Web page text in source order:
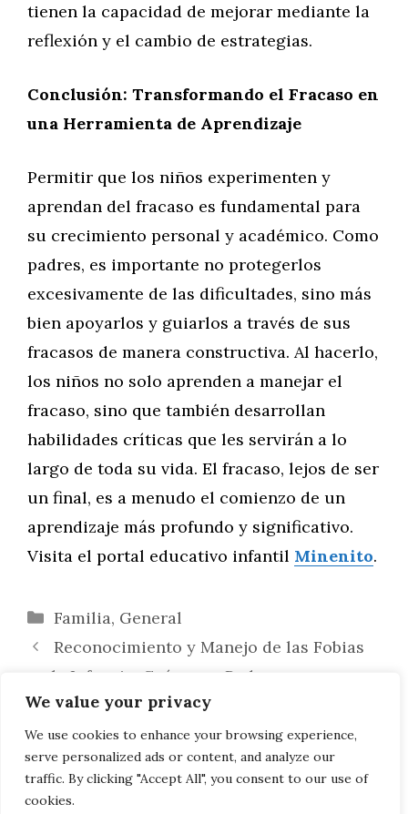
We value your privacy
We use cookies to enhance your browsing experience,
serve personalized ads or content, and analyze our
traffic. By clicking "Accept All", you consent to our use of
cookies.
tienen la capacidad de mejorar mediante la
reflexión y el cambio de estrategias.
Conclusión: Transformando el Fracaso en
una Herramienta de Aprendizaje
Permitir que los niños experimenten y
aprendan del fracaso es fundamental para
su crecimiento personal y académico. Como
padres, es importante no protegerlos
excesivamente de las dificultades, sino más
bien apoyarlos y guiarlos a través de sus
fracasos de manera constructiva. Al hacerlo,
los niños no solo aprenden a manejar el
fracaso, sino que también desarrollan
habilidades críticas que les servirán a lo
largo de toda su vida. El fracaso, lejos de ser
un final, es a menudo el comienzo de un
aprendizaje más profundo y significativo.
Visita el portal educativo infantil Minenito.
Categorías
Familia, General
Reconocimiento y Manejo de las Fobias
en la Infancia: Guía para Padres
Cómo Ayudar a tu Hijo a Manejar y
Superar el Fracaso: Estrategias Efectivas
para Padres